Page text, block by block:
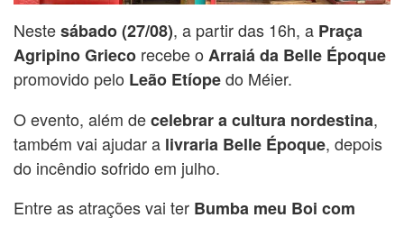
Nestesábado (27/08), a partir das 16h, a Praça
Agripino Grieco recebe o Arraiá da Belle Époque
promovido pelo Leão Etíopedo Méier.
O evento, além decelebrar a cultura nordestina,
também vai ajudar a livraria Belle Époque, depois
do incêndio sofrido em julho.
Entre as atrações vai ter Bumba meu Boi com